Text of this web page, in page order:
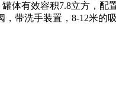
体有效容积7.8立方，
，带洗手装置，8-12米的